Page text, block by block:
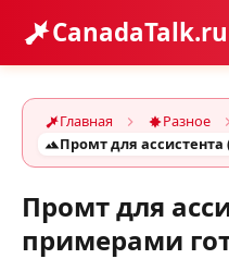
CanadaTalk.ru
Главная
Разное
Промт для
примерами